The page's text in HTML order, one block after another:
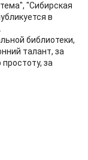
"Сибирская
в
библиотеки,
талант, за
за